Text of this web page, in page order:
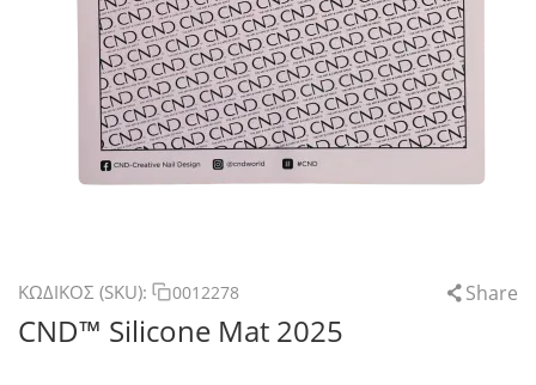
ΚΩΔΙΚΟΣ (SKU): 0012278 Share
CND™ Silicone Mat 2025